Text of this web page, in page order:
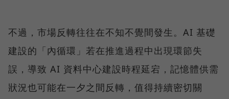
不過，市場反轉往往在不知不覺間發生。AI 基礎
建設的「內循環」若在推進過程中出現環節失
誤，導致 AI 資料中心建設時程延宕，記憶體供需
狀況也可能在一夕之間反轉，值得持續密切關